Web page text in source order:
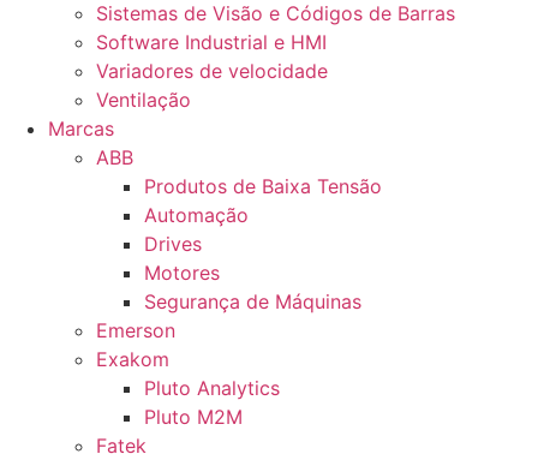
Sistemas de Visão e Códigos de Barras
Software Industrial e HMI
Variadores de velocidade
Ventilação
Marcas
ABB
Produtos de Baixa Tensão
Automação
Drives
Motores
Segurança de Máquinas
Emerson
Exakom
Pluto Analytics
Pluto M2M
Fatek